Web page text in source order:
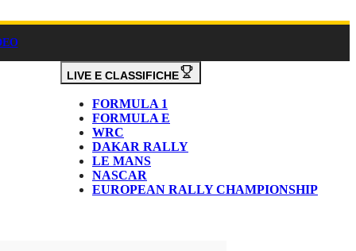
LIVE E CLASSIFICHE
FORMULA 1
FORMULA E
WRC
DAKAR RALLY
LE MANS
NASCAR
EUROPEAN RALLY CHAMPIONSHIP